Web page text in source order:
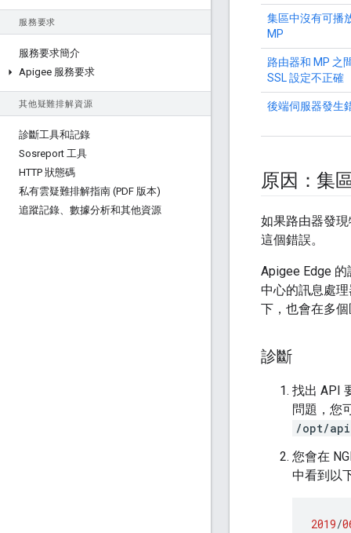
服務要求
服務要求簡介
Apigee 服務要求
其他疑難排解資源
診斷工具和記錄
Sosreport 工具
HTTP 狀態碼
私有雲疑難排解指南 (PDF 版本)
追蹤記錄、數據分析和其他資源
集區中沒有可播
MP
路由器和 MP 之
SSL 設定不正確
後端伺服器發生
原因：集
如果路由器發
這個錯誤。
Apigee Edge
中心的訊息處
下，也會在多
診斷
找出 API
問題，您
/opt/
您會在
中看到以
2019/